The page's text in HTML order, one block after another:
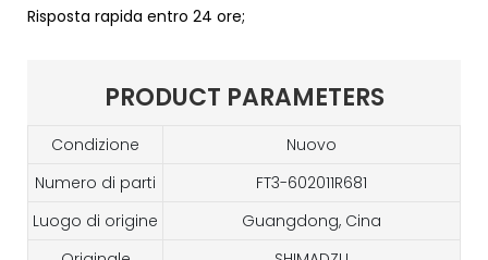
Risposta rapida entro 24 ore;
PRODUCT PARAMETERS
Condizione
Nuovo
Numero di parti
FT3-602011R681
Luogo di origine
Guangdong, Cina